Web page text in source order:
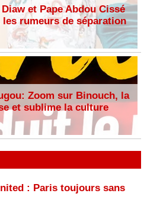
et Pape Abdou Cissé
rumeurs de séparation
Zoom sur Binouch, la
et sublime la culture
: Paris toujours sans